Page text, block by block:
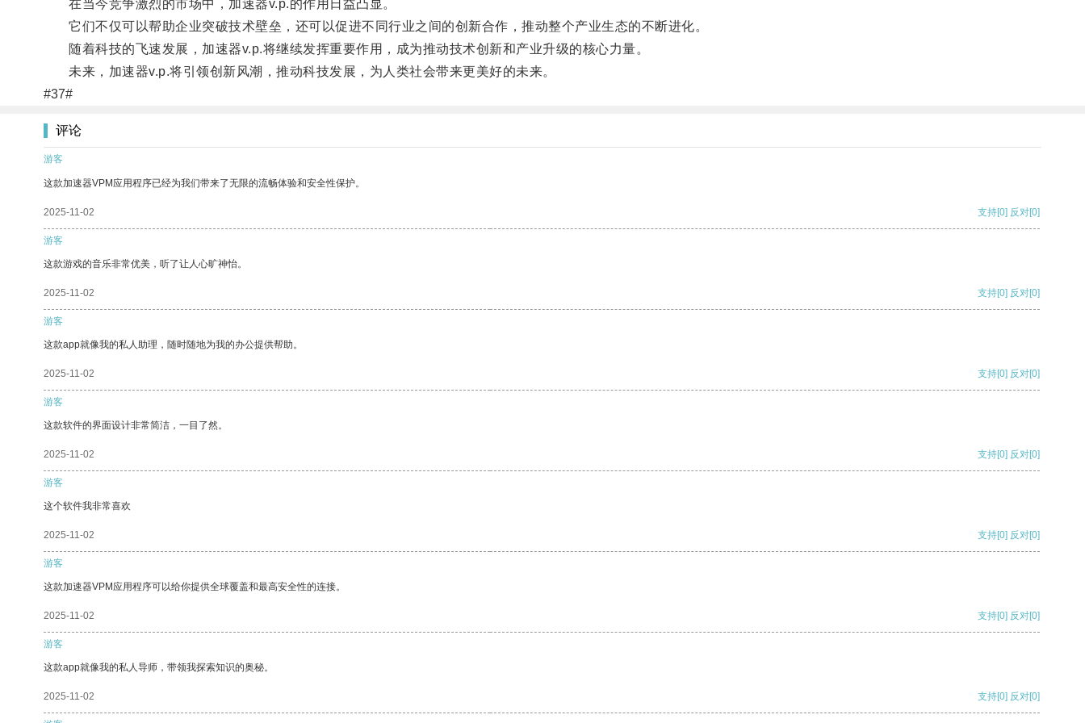
在当今竞争激烈的市场中，加速器v.p.的作用日益凸显。
它们不仅可以帮助企业突破技术壁垒，还可以促进不同行业之间的创新合作，推动整个产业生态的不断进化。
随着科技的飞速发展，加速器v.p.将继续发挥重要作用，成为推动技术创新和产业升级的核心力量。
未来，加速器v.p.将引领创新风潮，推动科技发展，为人类社会带来更美好的未来。
#37#
评论
游客
这款加速器VPM应用程序已经为我们带来了无限的流畅体验和安全性保护。
2025-11-02 支持[0] 反对[0]
游客
这款游戏的音乐非常优美，听了让人心旷神怡。
2025-11-02 支持[0] 反对[0]
游客
这款app就像我的私人助理，随时随地为我的办公提供帮助。
2025-11-02 支持[0] 反对[0]
游客
这款软件的界面设计非常简洁，一目了然。
2025-11-02 支持[0] 反对[0]
游客
这个软件我非常喜欢
2025-11-02 支持[0] 反对[0]
游客
这款加速器VPM应用程序可以给你提供全球覆盖和最高安全性的连接。
2025-11-02 支持[0] 反对[0]
游客
这款app就像我的私人导师，带领我探索知识的奥秘。
2025-11-02 支持[0] 反对[0]